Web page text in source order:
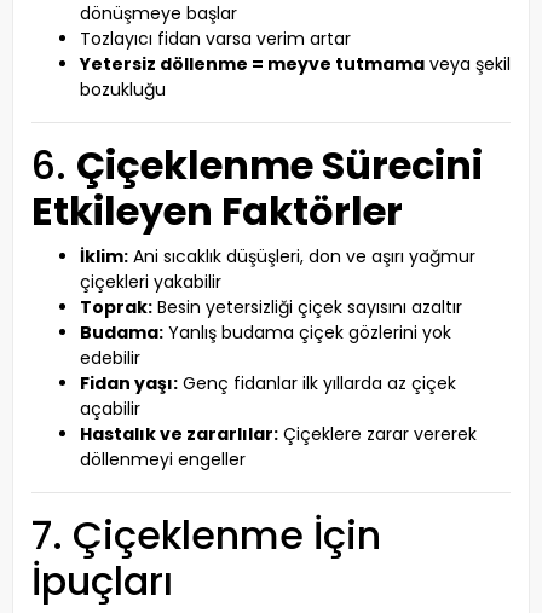
dönüşmeye başlar
Tozlayıcı fidan varsa verim artar
Yetersiz döllenme = meyve tutmama veya şekil
bozukluğu
6. Çiçeklenme Sürecini
Etkileyen Faktörler
İklim: Ani sıcaklık düşüşleri, don ve aşırı yağmur
çiçekleri yakabilir
Toprak: Besin yetersizliği çiçek sayısını azaltır
Budama: Yanlış budama çiçek gözlerini yok
edebilir
Fidan yaşı: Genç fidanlar ilk yıllarda az çiçek
açabilir
Hastalık ve zararlılar: Çiçeklere zarar vererek
döllenmeyi engeller
7. Çiçeklenme İçin
İpuçları